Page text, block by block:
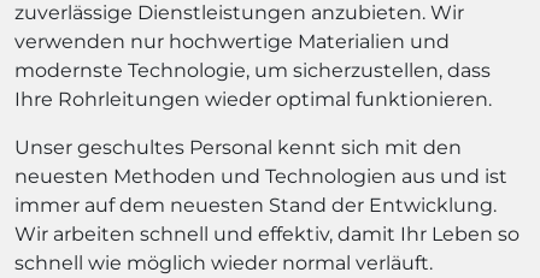
zuverlässige Dienstleistungen anzubieten. Wir
verwenden nur hochwertige Materialien und
modernste Technologie, um sicherzustellen, dass
Ihre Rohrleitungen wieder optimal funktionieren.
Unser geschultes Personal kennt sich mit den
neuesten Methoden und Technologien aus und ist
immer auf dem neuesten Stand der Entwicklung.
Wir arbeiten schnell und effektiv, damit Ihr Leben so
schnell wie möglich wieder normal verläuft.